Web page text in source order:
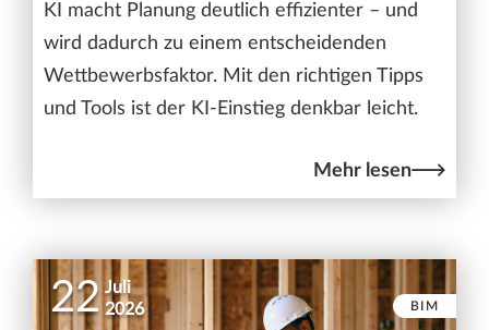
KI macht Planung deutlich effizienter – und
wird dadurch zu einem entscheidenden
Wettbewerbsfaktor. Mit den richtigen Tipps
und Tools ist der KI-Einstieg denkbar leicht.
Mehr lesen
22 Juli
2026
BIM